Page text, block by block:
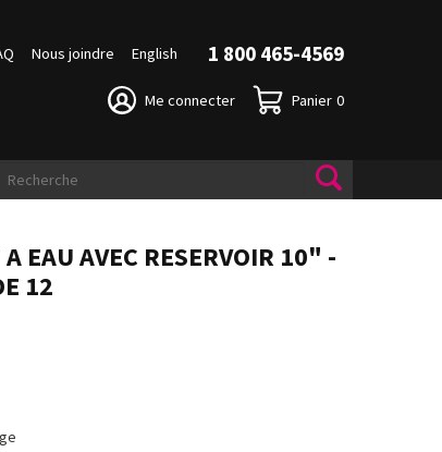
Nous joindre English 1 800 465-4569
Me connecter Panier 0
EAU AVEC RESERVOIR 10" -
12